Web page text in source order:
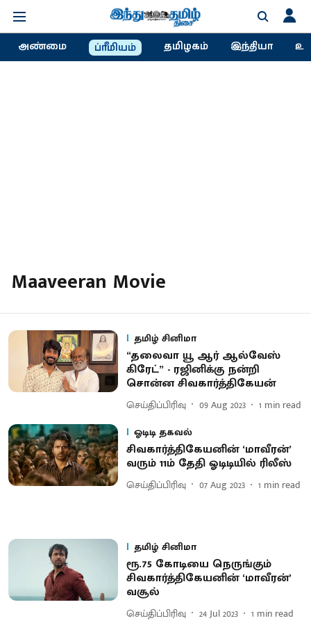
அண்மை ப்ரீமியம் தமிழகம் இந்தியா
Maaveeran Movie
தமிழ் சினிமா
“தலைவா யூ ஆர் ஆல்வேஸ்
கிரேட்” - ரஜினிக்கு நன்றி
சொன்ன சிவகார்த்திகேயன்
செய்திப்பிரிவு 09 Aug 2023 1 min read
ஓடிடி தகவல்
சிவகார்த்திகேயனின் ‘மாவீரன்’
வரும் 11ம் தேதி ஓடிடியில் ரிலீஸ்
செய்திப்பிரிவு 07 Aug 2023 1 min read
தமிழ் சினிமா
ரூ.75 கோடியை நெருங்கும்
சிவகார்த்திகேயனின் ‘மாவீரன்’
வசூல்
செய்திப்பிரிவு 24 Jul 2023 1 min read